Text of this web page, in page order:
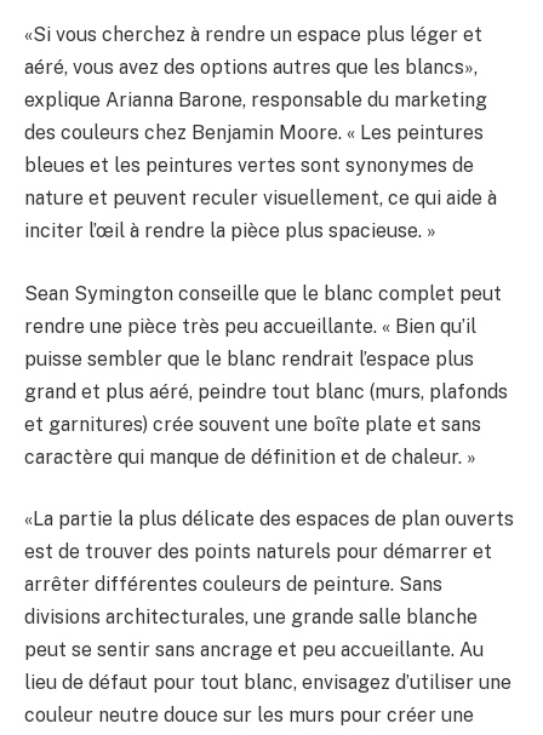
«Si vous cherchez à rendre un espace plus léger et
aéré, vous avez des options autres que les blancs»,
explique Arianna Barone, responsable du marketing
des couleurs chez Benjamin Moore. « Les peintures
bleues et les peintures vertes sont synonymes de
nature et peuvent reculer visuellement, ce qui aide à
inciter l’œil à rendre la pièce plus spacieuse. »
Sean Symington conseille que le blanc complet peut
rendre une pièce très peu accueillante. « Bien qu’il
puisse sembler que le blanc rendrait l’espace plus
grand et plus aéré, peindre tout blanc (murs, plafonds
et garnitures) crée souvent une boîte plate et sans
caractère qui manque de définition et de chaleur. »
«La partie la plus délicate des espaces de plan ouverts
est de trouver des points naturels pour démarrer et
arrêter différentes couleurs de peinture. Sans
divisions architecturales, une grande salle blanche
peut se sentir sans ancrage et peu accueillante. Au
lieu de défaut pour tout blanc, envisagez d’utiliser une
couleur neutre douce sur les murs pour créer une